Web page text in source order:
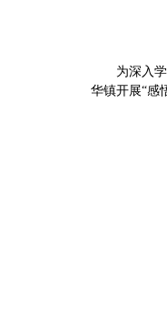
为深入
华镇开展“感